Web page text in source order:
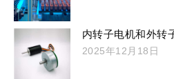
内转子电机和外转
2025年12月18日